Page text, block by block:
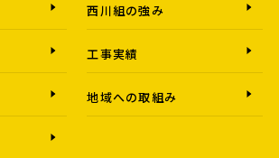
西川組の強み
工事実績
地域への取組み